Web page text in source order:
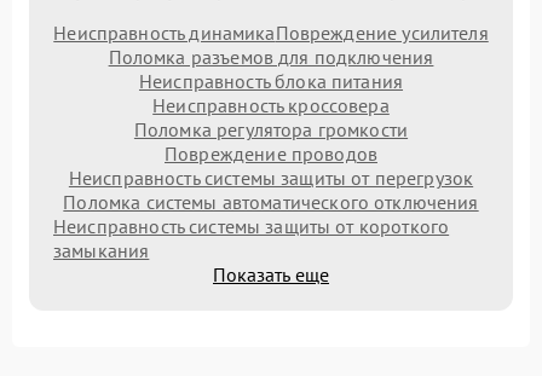
Неисправность динамикаПовреждение усилителя
Поломка разъемов для подключения
Неисправность блока питания
Неисправность кроссовера
Поломка регулятора громкости
Повреждение проводов
Неисправность системы защиты от перегрузок
Поломка системы автоматического отключения
Неисправность системы защиты от короткого
замыкания
Показать еще